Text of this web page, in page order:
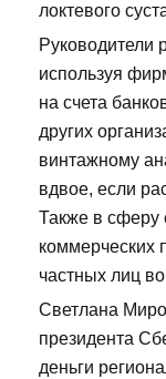
локтевого
Руководители
используя
на счета
других
винтажному
вдвое, если
Также в сферу
коммерческих
частных лиц
Светлана
президента
деньги